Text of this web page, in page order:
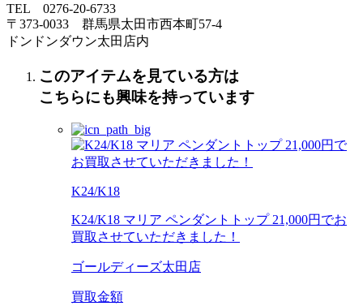
TEL 0276‐20‐6733
〒373‐0033 群馬県太田市西本町57‐4
ドンドンダウン太田店内
このアイテムを見ている方は
こちらにも興味を持っています
K24/K18
K24/K18 マリア ペンダントトップ 21,000円でお
買取させていただきました！
ゴールディーズ太田店
買取金額